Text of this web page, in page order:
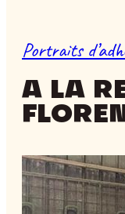
Portraits
A LA